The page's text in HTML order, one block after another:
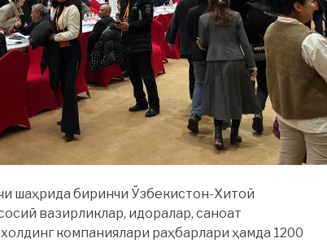
шаҳрида биринчи Ўзбекистон-Хитой
вазирликлар, идоралар, саноат
компаниялари раҳбарлари ҳамда 1200